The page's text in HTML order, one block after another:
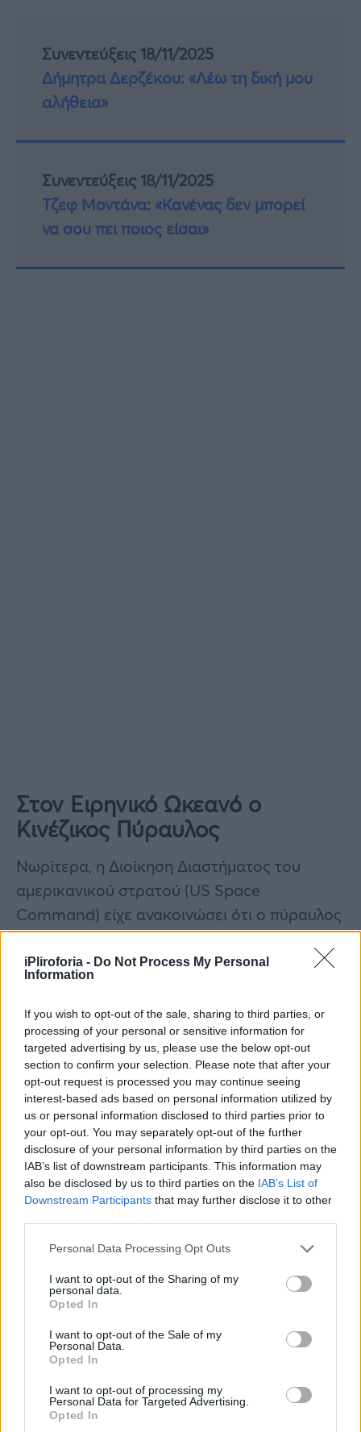
iPliroforia - Do Not Process My Personal
Information
If you wish to opt-out of the sale, sharing to third parties, or
processing of your personal or sensitive information for
targeted advertising by us, please use the below opt-out
section to confirm your selection. Please note that after your
opt-out request is processed you may continue seeing
interest-based ads based on personal information utilized by
us or personal information disclosed to third parties prior to
your opt-out. You may separately opt-out of the further
disclosure of your personal information by third parties on the
IAB’s list of downstream participants. This information may
also be disclosed by us to third parties on the IAB’s List of
Downstream Participants that may further disclose it to other
Personal Data Processing Opt Outs
I want to opt-out of the Sharing of my
personal data.
Opted In
I want to opt-out of the Sale of my
Personal Data.
Opted In
I want to opt-out of processing my
Personal Data for Targeted Advertising.
Opted In
Συνεντεύξεις 18/11/2025
Δήμητρα Δερζέκου: «Λέω τη δική μου
αλήθεια»
Συνεντεύξεις 18/11/2025
Τζεφ Μοντάνα: «Κανένας δεν μπορεί
να σου πει ποιος είσαι»
Στον Ειρηνικό Ωκεανό ο
Κινέζικος Πύραυλος
Nωρίτερα, η Διοίκηση Διαστήματος του
αμερικανικού στρατού (US Space
Command) είχε ανακοινώσει ότι ο πύραυλος
εισήλθε στην ατμόσφαιρα πάνω από τον
Ειρηνικό, χωρίς όμως να διευκρινίσει αν τα
θάλασσα ή κάπου αλλού.
Ευτυχώς έπεσε στον ωκεανό και όχι σε
κάποιο σημείο της γης και δεν θρηνήσαμε
θύματα.
TAGS:
ΚΙΝΕΖΙΚΟΣ ΠΥΡΑΥΛΟΣ
ΚΙΝΕΖΙΚΟΣ ΠΥΡΑΥΛΟΣ ΕΙΡΗΝΙΚΟΣ
ΩΚΕΑΝΟΣ
ΚΙΝΕΖΙΚΟΣ ΠΥΡΑΥΛΟΣ ΕΠΕΣΕ ΣΤΗ ΓΗ
Ακολουθήστε τις ειδήσεις του